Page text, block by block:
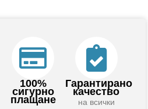
100%
сигурно
плащане
Гарантирано
качество
на всички